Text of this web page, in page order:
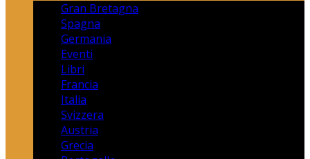
Gran Bretagna
Spagna
Germania
Eventi
Libri
Francia
Italia
Svizzera
Austria
Grecia